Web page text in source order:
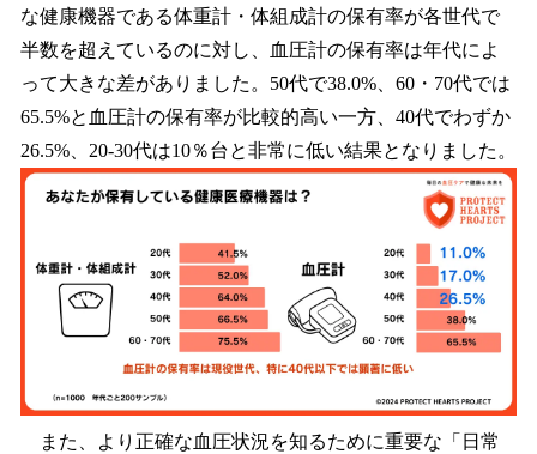
な健康機器である体重計・体組成計の保有率が各世代で
半数を超えているのに対し、血圧計の保有率は年代によ
って大きな差がありました。50代で38.0%、60・70代では
65.5%と血圧計の保有率が比較的高い一方、40代でわずか
26.5%、20-30代は10％台と非常に低い結果となりました。
また、より正確な血圧状況を知るために重要な「日常